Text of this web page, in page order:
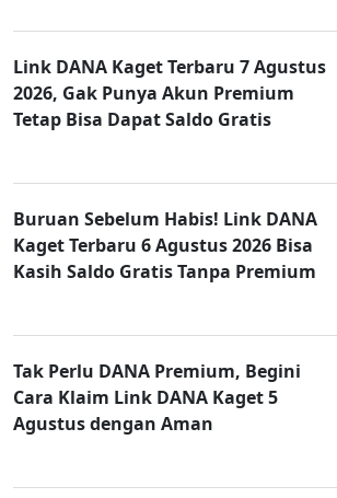
Link DANA Kaget Terbaru 7 Agustus
2026, Gak Punya Akun Premium
Tetap Bisa Dapat Saldo Gratis
Buruan Sebelum Habis! Link DANA
Kaget Terbaru 6 Agustus 2026 Bisa
Kasih Saldo Gratis Tanpa Premium
Tak Perlu DANA Premium, Begini
Cara Klaim Link DANA Kaget 5
Agustus dengan Aman